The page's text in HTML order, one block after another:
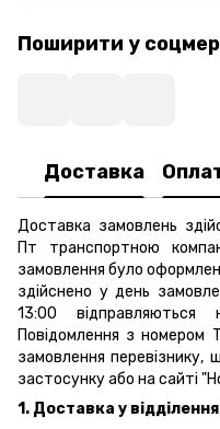
Поширити у
Доставка
Доставка замовлень
Пт транспортною
замовлення було
здійснено у день
13:00
Повідомлення з номером
замовлення
застосунку або на сайті
1. Доставка у